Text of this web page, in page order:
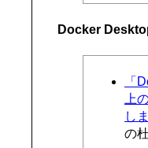
Docker
「
上
し
の